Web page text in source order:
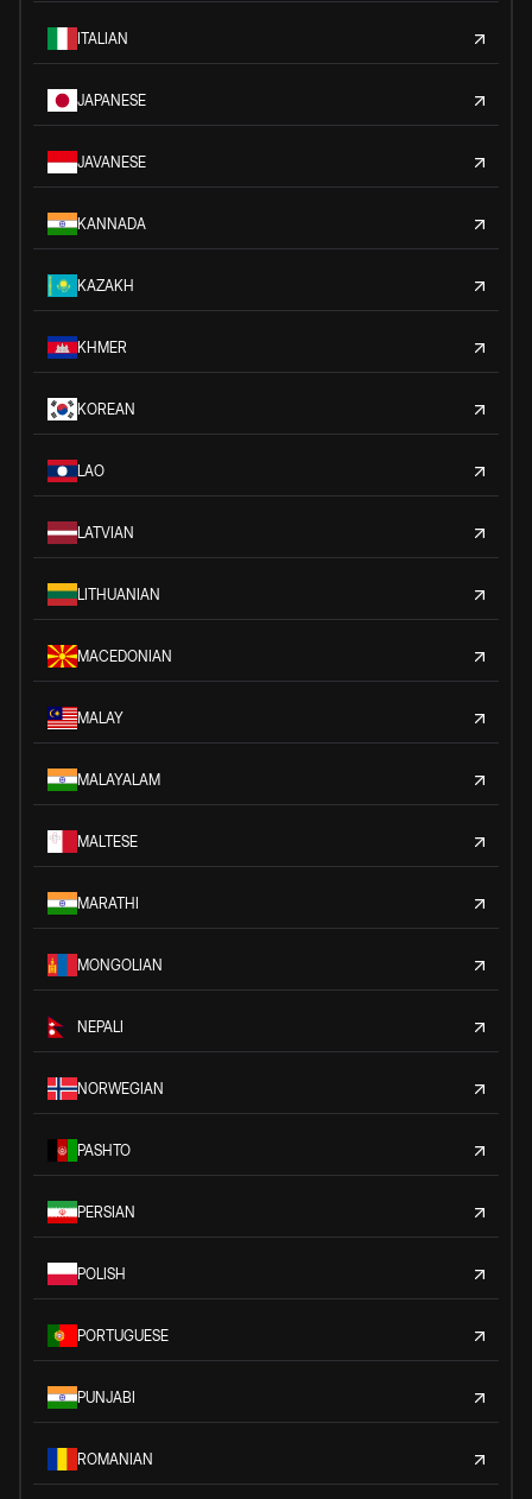
ITALIAN
JAPANESE
JAVANESE
KANNADA
KAZAKH
KHMER
KOREAN
LAO
LATVIAN
LITHUANIAN
MACEDONIAN
MALAY
MALAYALAM
MALTESE
MARATHI
MONGOLIAN
NEPALI
NORWEGIAN
PASHTO
PERSIAN
POLISH
PORTUGUESE
PUNJABI
ROMANIAN